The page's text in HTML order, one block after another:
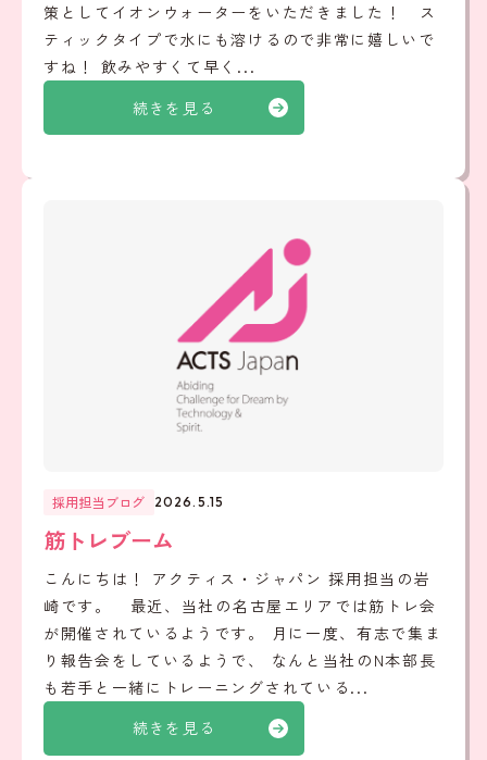
続きを見る
策としてイオンウォーターをいただきました！ ス
ティックタイプで水にも溶けるので非常に嬉しいで
すね！ 飲みやすくて早く...
続きを見る
採用担当ブログ 2026.5.15
筋トレブーム
こんにちは！ アクティス・ジャパン 採用担当の岩
崎です。 最近、当社の名古屋エリアでは筋トレ会
が開催されているようです。 月に一度、有志で集ま
り報告会をしているようで、 なんと当社のN本部長
も若手と一緒にトレーニングされている...